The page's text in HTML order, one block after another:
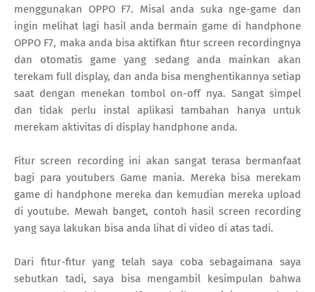
menggunakan OPPO F7. Misal anda suka nge-game dan
ingin melihat lagi hasil anda bermain game di handphone
OPPO F7, maka anda bisa aktifkan fitur screen recordingnya
dan otomatis game yang sedang anda mainkan akan
terekam full display, dan anda bisa menghentikannya setiap
saat dengan menekan tombol on-off nya. Sangat simpel
dan tidak perlu instal aplikasi tambahan hanya untuk
merekam aktivitas di display handphone anda.
Fitur screen recording ini akan sangat terasa bermanfaat
bagi para youtubers Game mania. Mereka bisa merekam
game di handphone mereka dan kemudian mereka upload
di youtube. Mewah banget, contoh hasil screen recording
yang saya lakukan bisa anda lihat di video di atas tadi.
Dari fitur-fitur yang telah saya coba sebagaimana saya
sebutkan tadi, saya bisa mengambil kesimpulan bahwa